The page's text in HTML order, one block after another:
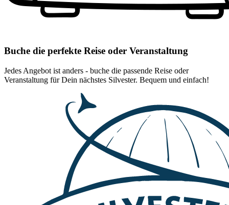
Buche die perfekte Reise oder Veranstaltung
Jedes Angebot ist anders - buche die passende Reise oder
Veranstaltung für Dein nächstes Silvester. Bequem und einfach!